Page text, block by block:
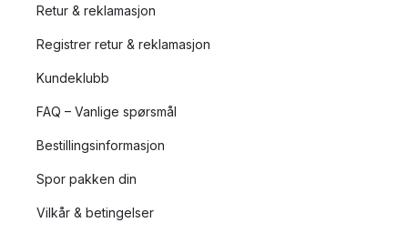
Retur & reklamasjon
Registrer retur & reklamasjon
Kundeklubb
FAQ – Vanlige spørsmål
Bestillingsinformasjon
Spor pakken din
Vilkår & betingelser